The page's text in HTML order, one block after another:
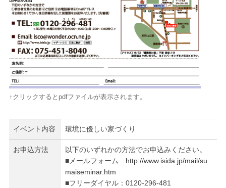
↑クリックするとpdfファイルが表示されます。
イベント内容 環境に優しい家づくり
お申込方法
以下のいずれかの方法でお申込みください。
■メールフォーム http://www.isida.jp/mail/su
maiseminar.htm
■フリーダイヤル：0120-296-481